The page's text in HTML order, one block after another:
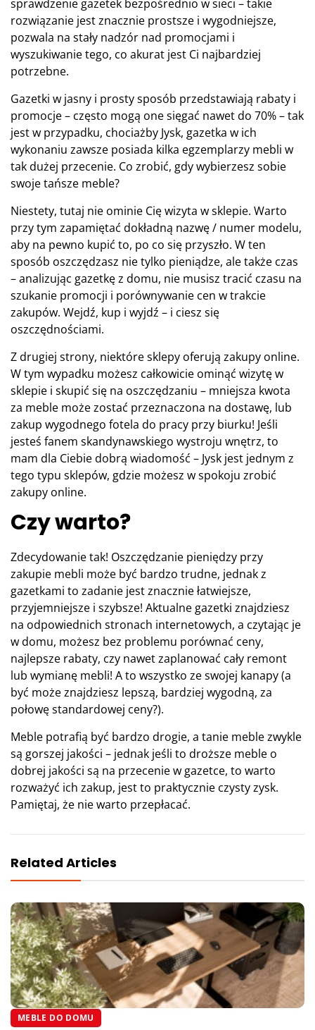
sprawdzenie gazetek bezpośrednio w sieci – takie
rozwiązanie jest znacznie prostsze i wygodniejsze,
pozwala na stały nadzór nad promocjami i
wyszukiwanie tego, co akurat jest Ci najbardziej
potrzebne.
Gazetki w jasny i prosty sposób przedstawiają rabaty i
promocje – często mogą one sięgać nawet do 70% – tak
jest w przypadku, chociażby Jysk, gazetka w ich
wykonaniu zawsze posiada kilka egzemplarzy mebli w
tak dużej przecenie. Co zrobić, gdy wybierzesz sobie
swoje tańsze meble?
Niestety, tutaj nie ominie Cię wizyta w sklepie. Warto
przy tym zapamiętać dokładną nazwę / numer modelu,
aby na pewno kupić to, po co się przyszło. W ten
sposób oszczędzasz nie tylko pieniądze, ale także czas
– analizując gazetkę z domu, nie musisz tracić czasu na
szukanie promocji i porównywanie cen w trakcie
zakupów. Wejdź, kup i wyjdź – i ciesz się
oszczędnościami.
Z drugiej strony, niektóre sklepy oferują zakupy online.
W tym wypadku możesz całkowicie ominąć wizytę w
sklepie i skupić się na oszczędzaniu – mniejsza kwota
za meble może zostać przeznaczona na dostawę, lub
zakup wygodnego fotela do pracy przy biurku! Jeśli
jesteś fanem skandynawskiego wystroju wnętrz, to
mam dla Ciebie dobrą wiadomość – Jysk jest jednym z
tego typu sklepów, gdzie możesz w spokoju zrobić
zakupy online.
Czy warto?
Zdecydowanie tak! Oszczędzanie pieniędzy przy
zakupie mebli może być bardzo trudne, jednak z
gazetkami to zadanie jest znacznie łatwiejsze,
przyjemniejsze i szybsze! Aktualne gazetki znajdziesz
na odpowiednich stronach internetowych, a czytając je
w domu, możesz bez problemu porównać ceny,
najlepsze rabaty, czy nawet zaplanować cały remont
lub wymianę mebli! A to wszystko ze swojej kanapy (a
być może znajdziesz lepszą, bardziej wygodną, za
połowę standardowej ceny?).
Meble potrafią być bardzo drogie, a tanie meble zwykle
są gorszej jakości – jednak jeśli to droższe meble o
dobrej jakości są na przecenie w gazetce, to warto
rozważyć ich zakup, jest to praktycznie czysty zysk.
Pamiętaj, że nie warto przepłacać.
Related Articles
MEBLE DO DOMU